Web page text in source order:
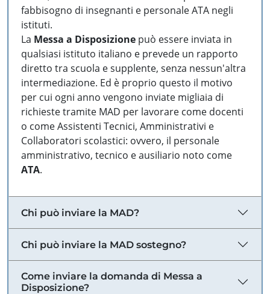
fabbisogno di insegnanti e personale ATA negli
istituti.
La Messa a Disposizione può essere inviata in
qualsiasi istituto italiano e prevede un rapporto
diretto tra scuola e supplente, senza nessun'altra
intermediazione. Ed è proprio questo il motivo
per cui ogni anno vengono inviate migliaia di
richieste tramite MAD per lavorare come docenti
o come Assistenti Tecnici, Amministrativi e
Collaboratori scolastici: ovvero, il personale
amministrativo, tecnico e ausiliario noto come
ATA.
Chi può inviare la MAD?
Chi può inviare la MAD sostegno?
Come inviare la domanda di Messa a
Disposizione?